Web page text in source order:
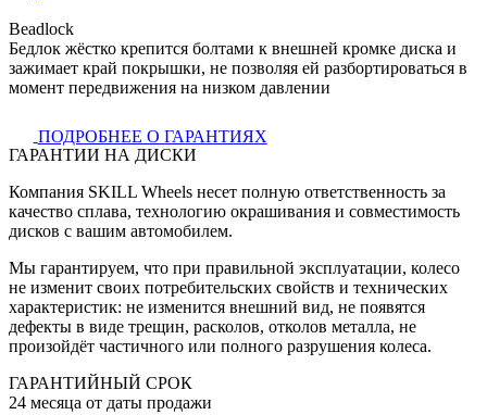
Beadlock
Бедлок жёстко крепится болтами к внешней кромке диска и
зажимает край покрышки, не позволяя ей разбортироваться в
момент передвижения на низком давлении
ПОДРОБНЕЕ О ГАРАНТИЯХ
ГАРАНТИИ НА ДИСКИ
Компания SKILL Wheels несет полную ответственность за
качество сплава, технологию окрашивания и совместимость
дисков с вашим автомобилем.
Мы гарантируем, что при правильной эксплуатации, колесо
не изменит своих потребительских свойств и технических
характеристик: не изменится внешний вид, не появятся
дефекты в виде трещин, расколов, отколов металла, не
произойдёт частичного или полного разрушения колеса.
ГАРАНТИЙНЫЙ СРОК
24 месяца от даты продажи